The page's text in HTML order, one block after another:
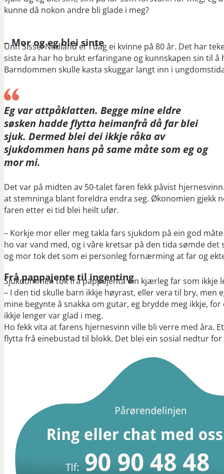
kunne då nokon andre bli glade i meg?
– Mor og eg blei sinte
Unn Sissel Nedland er i dag ei kvinne på 80 år. Det har
siste åra har ho brukt erfaringane og kunnskapen sin til
Barndommen skulle kasta skuggar langt inn i
Eg var attpåklatten. Begge mine eldre
søsken hadde flytta heimanfrå då far blei
sjuk. Dermed blei dei ikkje råka av
sjukdommen hans på same måte som eg og
mor mi.
Det var på midten av 50-talet faren fekk påvist
at stemninga blant foreldra endra seg. Økonomien gjekk
faren etter ei tid blei heilt ufør.
– Korkje mor eller meg takla fars sjukdom på ein god
ho var vand med, og i våre kretsar på den tida sømde
og mor tok det som ei personleg fornærming at far og
Frå pappajente til ingenting
Sjukdommen tok frå pappajenta ein kjærleg far som
– I den tid skulle barn ikkje høyrast, eller vera til bry,
mine begynte å snakka om gutar, eg brydde meg ikkje,
ikkje lenger var glad i meg.
Ho fekk vita at farens hjernesvinn ville bli verre med åra.
flytta frå einebustad til blokk. Det blei ein sosial nedtur